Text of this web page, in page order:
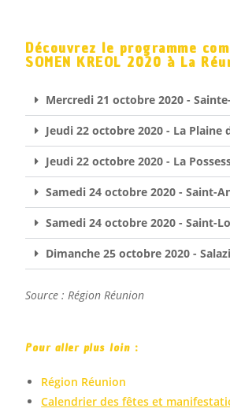
Découvrez le programme
SOMEN KREOL 2020 à La
Mercredi 21 octobre 2020 -
Jeudi 22 octobre 2020 - La Plaine
Jeudi 22 octobre 2020 - La
Samedi 24 octobre 2020 - Saint-
Samedi 24 octobre 2020 - Saint-
Dimanche 25 octobre 2020 -
Source : Région Réunion
Pour aller plus loin :
Région Réunion
Calendrier des fêtes et